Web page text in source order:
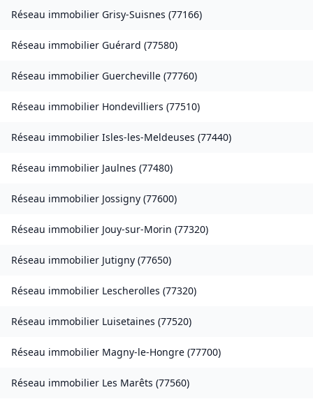
Réseau immobilier Grisy-Suisnes (77166)
Réseau immobilier Guérard (77580)
Réseau immobilier Guercheville (77760)
Réseau immobilier Hondevilliers (77510)
Réseau immobilier Isles-les-Meldeuses (77440)
Réseau immobilier Jaulnes (77480)
Réseau immobilier Jossigny (77600)
Réseau immobilier Jouy-sur-Morin (77320)
Réseau immobilier Jutigny (77650)
Réseau immobilier Lescherolles (77320)
Réseau immobilier Luisetaines (77520)
Réseau immobilier Magny-le-Hongre (77700)
Réseau immobilier Les Marêts (77560)